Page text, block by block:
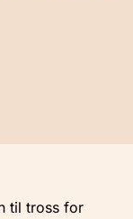
til tross for